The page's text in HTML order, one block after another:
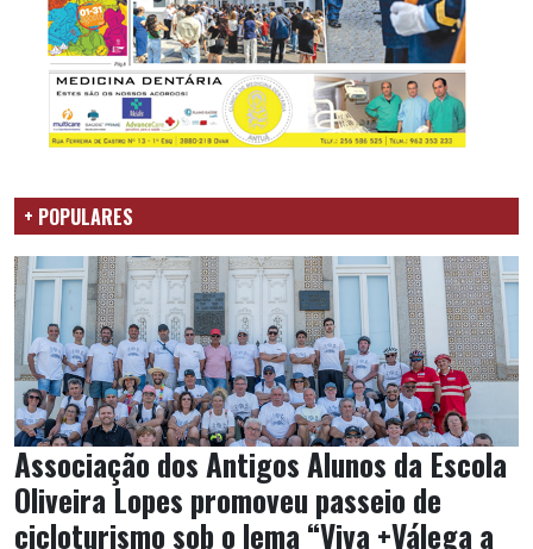
+ POPULARES
Associação dos Antigos Alunos da Escola
Oliveira Lopes promoveu passeio de
cicloturismo sob o lema “Viva +Válega a